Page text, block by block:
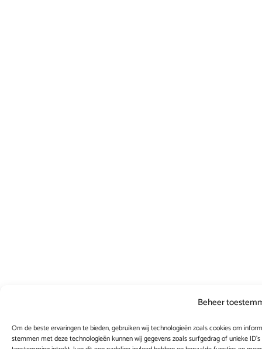
Beheer
Om de beste ervaringen te bieden, gebruiken wij technologieën zoals cookies om
stemmen met deze technologieën kunnen wij gegevens zoals surfgedrag of unieke